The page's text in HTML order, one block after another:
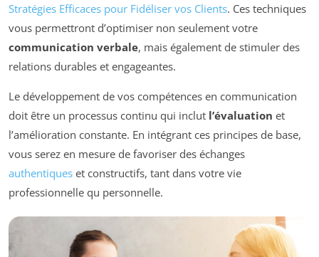
Stratégies Efficaces pour Fidéliser vos Clients. Ces techniques
vous permettront d’optimiser non seulement votre
communication verbale, mais également de stimuler des
relations durables et engageantes.
Le développement de vos compétences en communication
doit être un processus continu qui inclut l’évaluation et
l’amélioration constante. En intégrant ces principes de base,
vous serez en mesure de favoriser des échanges
authentiques et constructifs, tant dans votre vie
professionnelle qu personnelle.